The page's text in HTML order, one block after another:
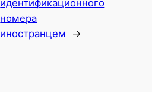
идентификационного
номера
иностранцем
→